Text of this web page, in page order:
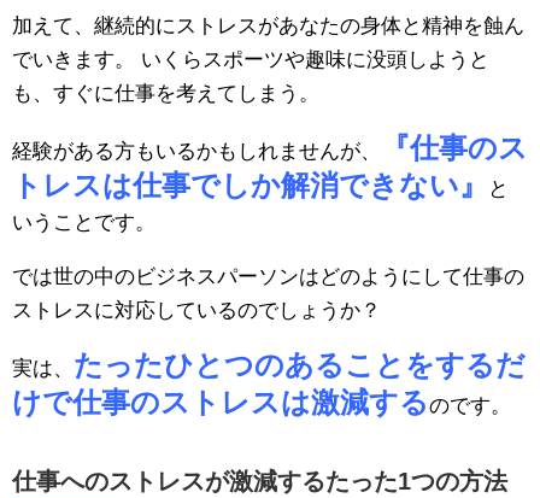
加えて、継続的にストレスがあなたの身体と精神を蝕ん
でいきます。 いくらスポーツや趣味に没頭しようと
も、すぐに仕事を考えてしまう。
経験がある方もいるかもしれませんが、
『仕事のス
トレスは仕事でしか解消できない』
と
いうことです。
では世の中のビジネスパーソンはどのようにして仕事の
ストレスに対応しているのでしょうか？
実は、 たったひとつのあることをするだ
けで仕事のストレスは激減するのです。
仕事へのストレスが激減するたった1つの方法